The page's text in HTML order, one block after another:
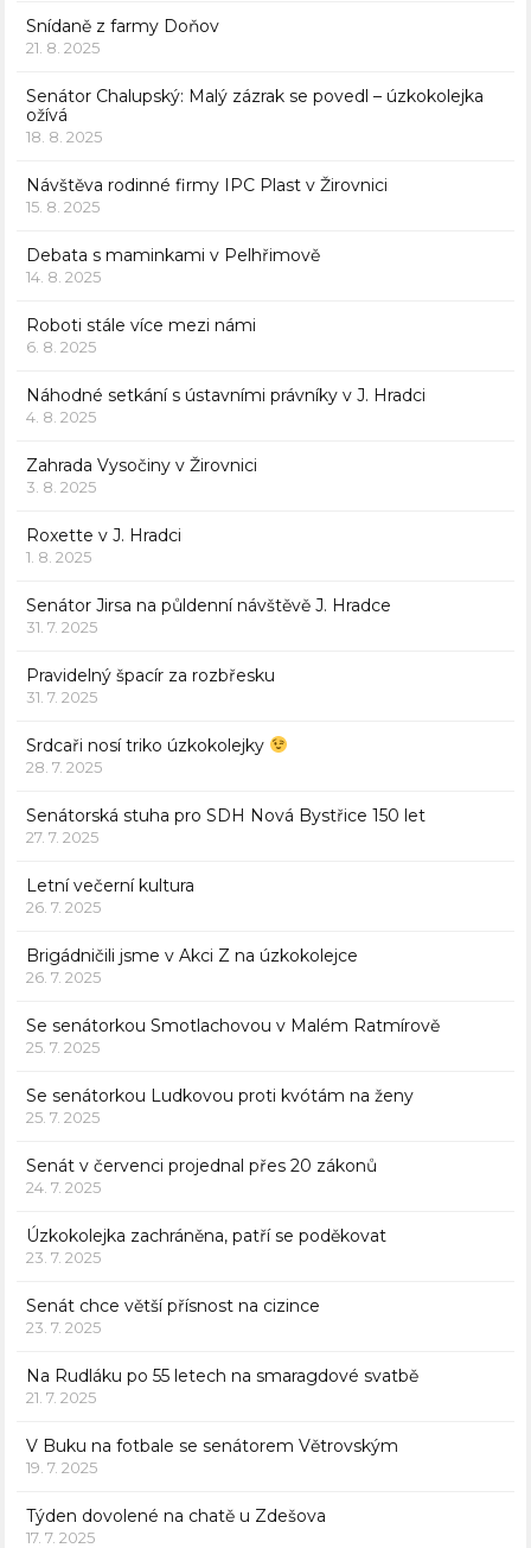
Snídaně z farmy Doňov
21. 8. 2025
Senátor Chalupský: Malý zázrak se povedl – úzkokolejka
ožívá
18. 8. 2025
Návštěva rodinné firmy IPC Plast v Žirovnici
15. 8. 2025
Debata s maminkami v Pelhřimově
14. 8. 2025
Roboti stále více mezi námi
6. 8. 2025
Náhodné setkání s ústavními právníky v J. Hradci
4. 8. 2025
Zahrada Vysočiny v Žirovnici
3. 8. 2025
Roxette v J. Hradci
1. 8. 2025
Senátor Jirsa na půldenní návštěvě J. Hradce
31. 7. 2025
Pravidelný špacír za rozbřesku
31. 7. 2025
Srdcaři nosí triko úzkokolejky
28. 7. 2025
Senátorská stuha pro SDH Nová Bystřice 150 let
27. 7. 2025
Letní večerní kultura
26. 7. 2025
Brigádničili jsme v Akci Z na úzkokolejce
26. 7. 2025
Se senátorkou Smotlachovou v Malém Ratmírově
25. 7. 2025
Se senátorkou Ludkovou proti kvótám na ženy
25. 7. 2025
Senát v červenci projednal přes 20 zákonů
24. 7. 2025
Úzkokolejka zachráněna, patří se poděkovat
23. 7. 2025
Senát chce větší přísnost na cizince
23. 7. 2025
Na Rudláku po 55 letech na smaragdové svatbě
21. 7. 2025
V Buku na fotbale se senátorem Větrovským
19. 7. 2025
Týden dovolené na chatě u Zdešova
17. 7. 2025